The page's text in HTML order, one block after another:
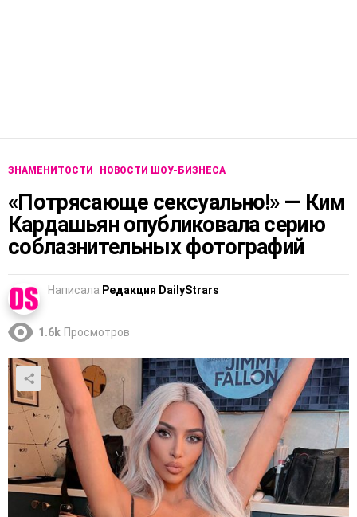
ЗНАМЕНИТОСТИ НОВОСТИ ШОУ-БИЗНЕСА
«Потрясающе сексуально!» — Ким
Кардашьян опубликовала серию
соблазнительных фотографий
Написала Редакция DailyStrars
1.6k Просмотров